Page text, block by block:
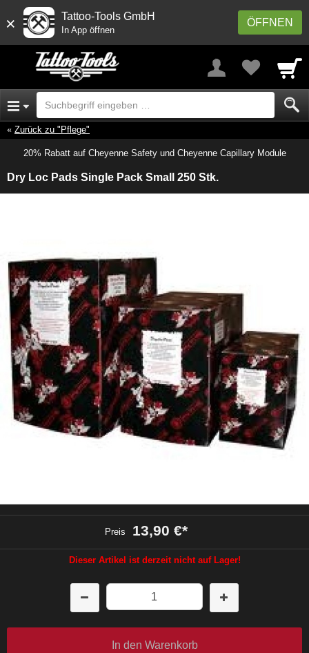
× ÖFFNEN
Tattoo-Tools GmbH
In App öffnen
Zurück zu "Pflege"
20% Rabatt auf Cheyenne Safety und Cheyenne Capillary Module
Dry Loc Pads Single Pack Small 250 Stk.
Preis 13,90 €*
Dieser Artikel ist derzeit nicht auf Lager!
In den Warenkorb